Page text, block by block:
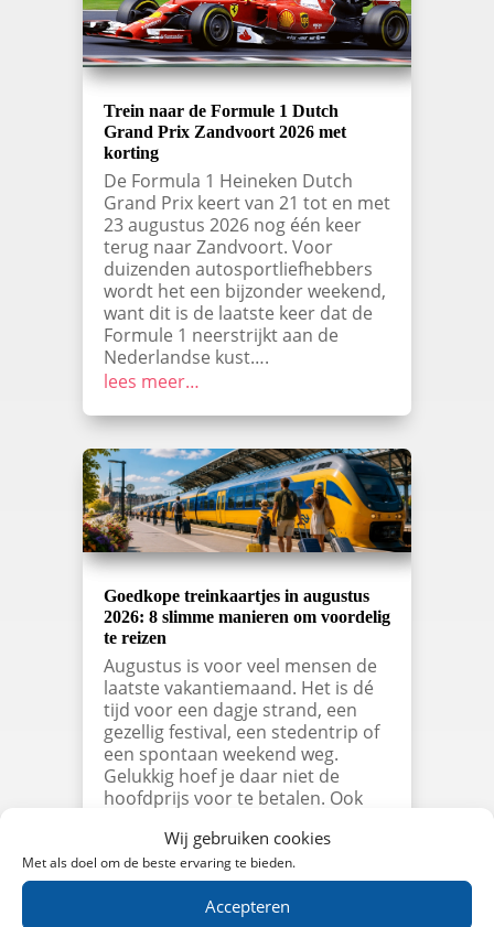
Wij gebruiken cookies
Met als doel om de beste ervaring te bieden.
Accepteren
Trein naar de Formule 1 Dutch
Grand Prix Zandvoort 2026 met
korting
De Formula 1 Heineken Dutch
Grand Prix keert van 21 tot en met
23 augustus 2026 nog één keer
terug naar Zandvoort. Voor
duizenden autosportliefhebbers
wordt het een bijzonder weekend,
want dit is de laatste keer dat de
Formule 1 neerstrijkt aan de
Nederlandse kust….
lees meer…
Goedkope treinkaartjes in augustus
2026: 8 slimme manieren om voordelig
te reizen
Augustus is voor veel mensen de
laatste vakantiemaand. Het is dé
tijd voor een dagje strand, een
gezellig festival, een stedentrip of
een spontaan weekend weg.
Gelukkig hoef je daar niet de
hoofdprijs voor te betalen. Ook
manieren om…
lees meer…